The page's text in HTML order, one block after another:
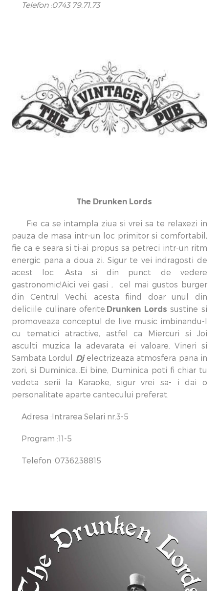
Telefon :0743 79.71.73
The Drunken Lords
Fie ca se intampla ziua si vrei sa te relaxezi in
pauza de masa intr-un loc primitor si comfortabil,
fie ca e seara si ti-ai propus sa petreci intr-un ritm
energic pana a doua zi. Sigur te vei indragosti de
acest loc .Asta si din punct de vedere
gastronomic!Aici vei gasi , cel mai gustos burger
din Centrul Vechi, acesta fiind doar unul din
deliciile culinare oferite.Drunken Lords sustine si
promoveaza conceptul de live music imbinandu-l
cu tematici atractive, astfel ca Miercuri si Joi
asculti muzica la adevarata ei valoare. Vineri si
Sambata Lordul
Dj electrizeaza atmosfera pana in
zori, si Duminica...Ei bine, Duminica poti fi chiar tu
vedeta serii la Karaoke, sigur vrei sa- i dai o
personalitate aparte cantecului preferat.
Adresa :Intrarea Selari nr.3-5
Program :11-5
Telefon :0736238815